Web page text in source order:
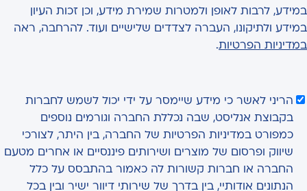
במידע, לרבות לאופן ולמטרות שמירת מידע, וכן זכות העיון
במידע ולתיקונו, העברה לצדדים שלישיים ועוד. להרחבה, ראה
במדיניות הפרטיות.
הריני לאשר כי מידע שיימסר על ידי יכול לשמש לחברות
בקבוצת אנליסט, שבה נכללת החברה וגורמים נוספים
כמפורט במדיניות הפרטיות של החברה, בין היתר, לצורכי
שיווק ופרסום של מוצרים ושירותים פיננסיים או אחרים מטעם
החברה או חברות קשורות לה כאמור בהתבסס על כלל
הנתונים אודותיי, בין בדרך של שירותי דיוור ישיר ובין בכל